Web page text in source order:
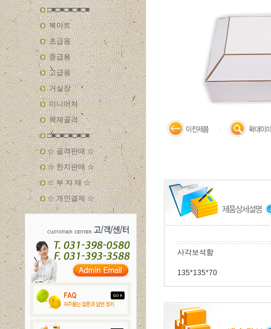
□■□■□■□■□■
북아트
초급용
중급용
고급용
거실장
미니어쳐
목재골격
□■□■□■□■□■
☆ 골격판매 ☆
☆ 한지판매 ☆
☆ 부 자 재 ☆
☆ 개인결제 ☆
사각보석함
135*135*70